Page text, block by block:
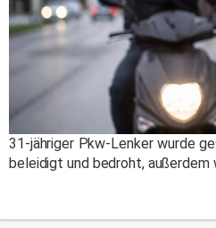
31-jähriger Pkw-Lenker wurde
beleidigt und bedroht, außerdem